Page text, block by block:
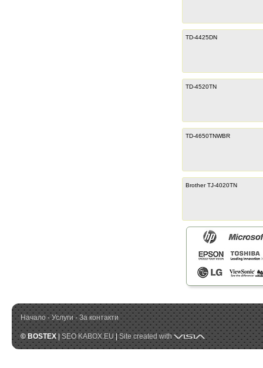
TD-4425DN
TD-4520TN
TD-4650TNWBR
Brother TJ-4020TN
Начало · Услуги · За контакти
© BOSTEX|SEO KABOX.EU|Site created with Visia